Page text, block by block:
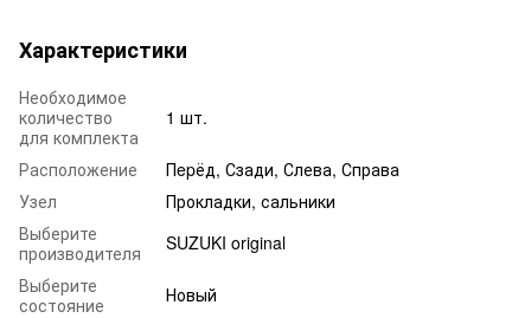
Характеристики
Необходимое
количество
для комплекта
1 шт.
Расположение
Пepёд, Сзади, Слева, Справа
Узел
Прокладки, сальники
Выберите
производителя
SUZUKI original
Выберите
состояние
Новый